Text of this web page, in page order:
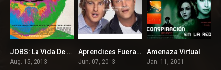
6
JOBS: La Vida De Steve Jobs
Aug. 15, 2013
6.3Aprendices Fuera de Linea
Jun. 07, 2013
6.1
Amenaza Virtual
Jan. 11, 2001